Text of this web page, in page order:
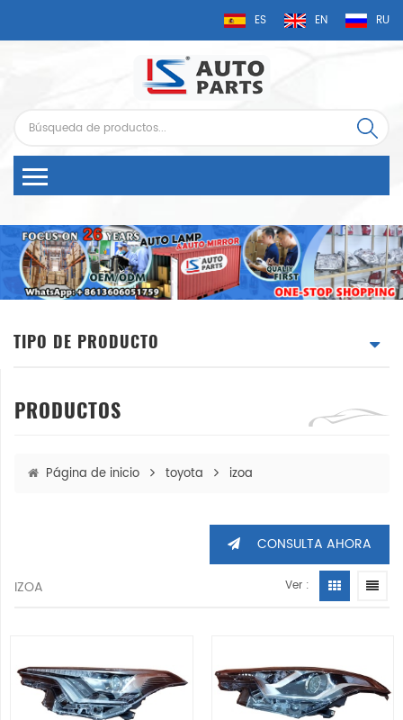
ES EN RU
TIPO DE PRODUCTO
PRODUCTOS
Página de inicio toyota izoa
CONSULTA AHORA
IZOA Ver :